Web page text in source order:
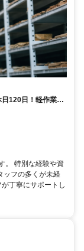
120日！軽作業の
。 特別な経験や資
ッフの多くが未経
丁寧にサポートし